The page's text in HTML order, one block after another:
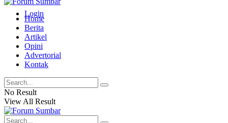
Login
Home
Berita
Artikel
Opini
Advertorial
Kontak
No Result
View All Result